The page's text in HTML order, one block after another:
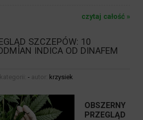
czytaj całość »
SZCZEPÓW: 10
INDICA OD DINAFEM
- autor: krzysiek
OBSZERNY
PRZEGLĄD